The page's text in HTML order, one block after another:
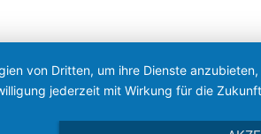
von Dritten, um ihre Dienste
jederzeit mit Wirkung für die